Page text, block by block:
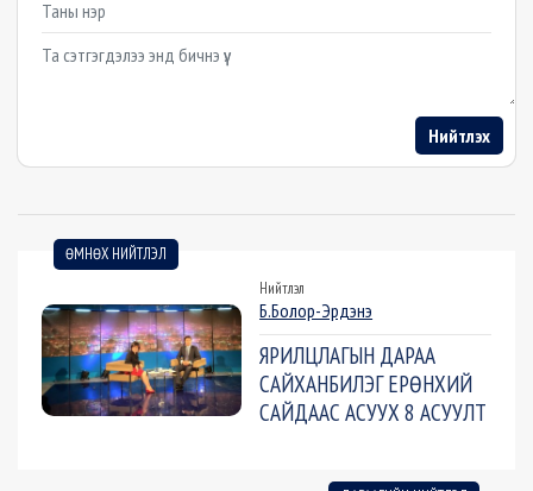
Example textarea
Нийтлэх
ӨМНӨХ НИЙТЛЭЛ
Нийтлэл
Б.Болор-Эрдэнэ
ЯРИЛЦЛАГЫН ДАРАА
САЙХАНБИЛЭГ ЕРӨНХИЙ
САЙДААС АСУУХ 8 АСУУЛТ